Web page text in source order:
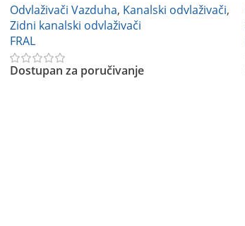
Odvlaživači Vazduha, Kanalski odvlaživači,
Zidni kanalski odvlaživači
FRAL
Dostupan za poručivanje